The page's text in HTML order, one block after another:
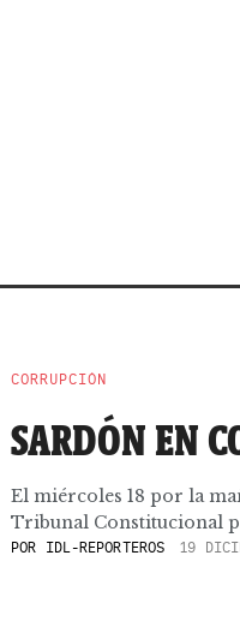
CORRUPCIÓN
SARDÓN EN
El miércoles 18 por la
Tribunal Constitucional
POR IDL-REPORTEROS 19